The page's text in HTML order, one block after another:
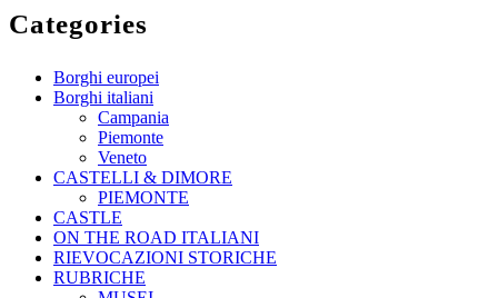
Categories
Borghi europei
Borghi italiani
Campania
Piemonte
Veneto
CASTELLI & DIMORE
PIEMONTE
CASTLE
ON THE ROAD ITALIANI
RIEVOCAZIONI STORICHE
RUBRICHE